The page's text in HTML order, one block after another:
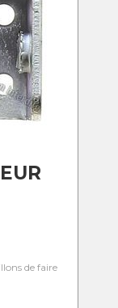
de faire